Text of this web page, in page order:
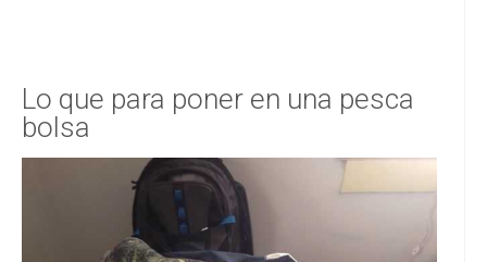
Lo que para poner en una pesca
bolsa